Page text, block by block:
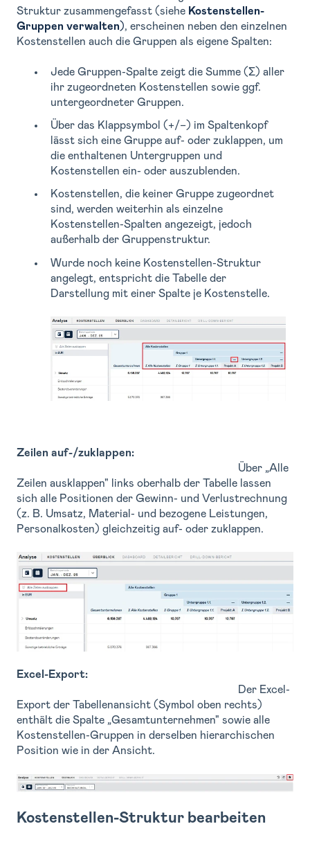
Struktur zusammengefasst (siehe Kostenstellen-
Gruppen verwalten ), erscheinen neben den einzelnen
Kostenstellen auch die Gruppen als eigene Spalten:
Jede Gruppen-Spalte zeigt die Summe (Σ) aller
ihr zugeordneten Kostenstellen sowie ggf.
untergeordneter Gruppen.
Über das Klappsymbol (+/−) im Spaltenkopf
lässt sich eine Gruppe auf- oder zuklappen, um
die enthaltenen Untergruppen und
Kostenstellen ein- oder auszublenden.
Kostenstellen, die keiner Gruppe zugeordnet
sind, werden weiterhin als einzelne
Kostenstellen-Spalten angezeigt, jedoch
außerhalb der Gruppenstruktur.
Wurde noch keine Kostenstellen-Struktur
angelegt, entspricht die Tabelle der
Darstellung mit einer Spalte je Kostenstelle.
Zeilen auf-/zuklappen:
Über „Alle
Zeilen ausklappen" links oberhalb der Tabelle lassen
sich alle Positionen der Gewinn- und Verlustrechnung
(z. B. Umsatz, Material- und bezogene Leistungen,
Personalkosten) gleichzeitig auf- oder zuklappen.
Excel-Export:
Der Excel-
Export der Tabellenansicht (Symbol oben rechts)
enthält die Spalte „Gesamtunternehmen" sowie alle
Kostenstellen-Gruppen in derselben hierarchischen
Position wie in der Ansicht.
Kostenstellen-Struktur bearbeiten